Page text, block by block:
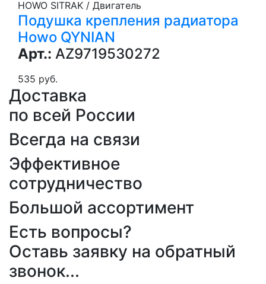
HOWO SITRAK / Двигатель
Подушка крепления радиатора
Howo QYNIAN
Арт.: AZ9719530272
535 руб.
Доставка
по всей России
Всегда на связи
Эффективное
сотрудничество
Большой ассортимент
Есть вопросы?
Оставь заявку на обратный
звонок...